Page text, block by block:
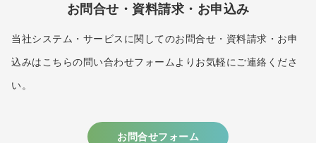
お問合せ・資料請求・お申込み
当社システム・サービスに関してのお問合せ・資料請求・お申
込みはこちらの問い合わせフォームよりお気軽にご連絡くださ
い。
お問合せフォーム